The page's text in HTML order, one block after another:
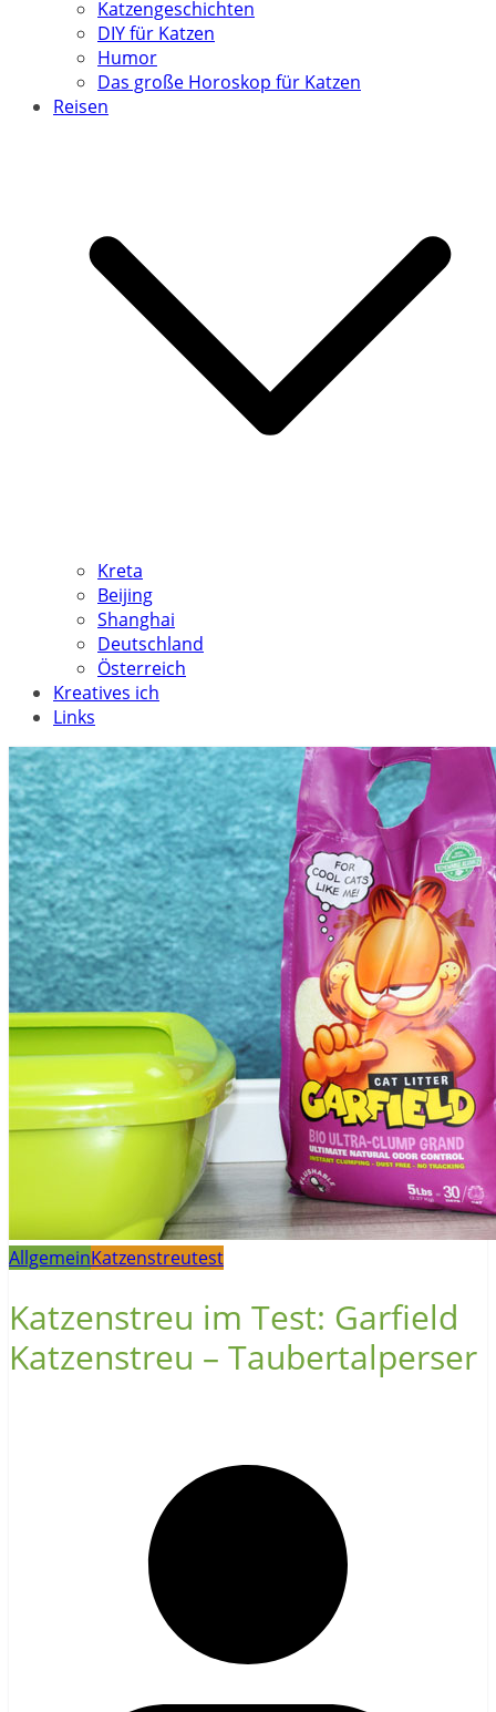
Katzengeschichten
DIY für Katzen
Humor
Das große Horoskop für Katzen
Reisen
Kreta
Beijing
Shanghai
Deutschland
Österreich
Kreatives ich
Links
AllgemeinKatzenstreutest
Katzenstreu im Test: Garfield
Katzenstreu – Taubertalperser